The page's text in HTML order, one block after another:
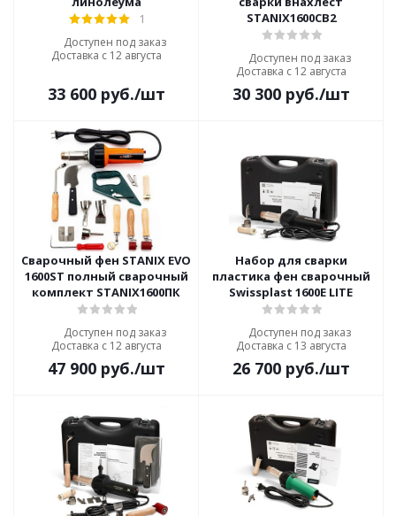
1
Доступен под заказ
Доставка с 12 августа
33 600руб./шт
STANIX1600СВ2
Доступен под заказ
Доставка с 12 августа
30 300руб./шт
Сварочный фен STANIX EVO
1600ST полный сварочный
комплект STANIX1600ПК
Доступен под заказ
Доставка с 12 августа
47 900руб./шт
Набор для сварки
пластика фен сварочный
Swissplast 1600E LITE
Доступен под заказ
Доставка с 13 августа
26 700руб./шт